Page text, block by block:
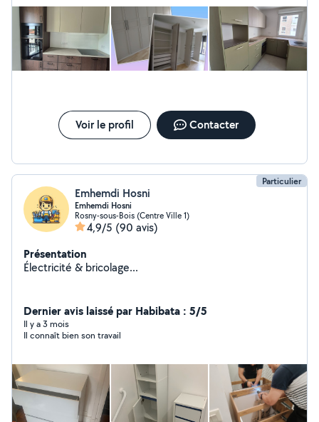
Voir le profil Contacter
Particulier
Emhemdi Hosni
Emhemdi Hosni
Rosny-sous-Bois (Centre Ville 1)
4,9/5 (90 avis)
Présentation
Électricité & bricolage...
Dernier avis laissé par Habibata : 5/5
Il y a 3 mois
Il connaît bien son travail